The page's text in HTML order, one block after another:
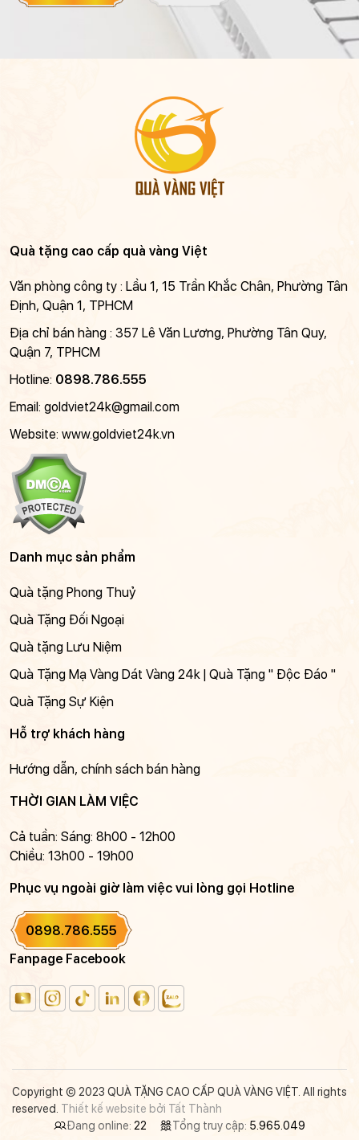
Quà tặng cao cấp quà vàng Việt
Văn phòng công ty : Lầu 1, 15 Trần Khắc Chân, Phường Tân
Định, Quận 1, TPHCM
Địa chỉ bán hàng : 357 Lê Văn Lương, Phường Tân Quy,
Quận 7, TPHCM
Hotline: 0898.786.555
Email: goldviet24k@gmail.com
Website: www.goldviet24k.vn
Danh mục sản phẩm
Quà tặng Phong Thuỷ
Quà Tặng Đối Ngoại
Quà tặng Lưu Niệm
Quà Tặng Mạ Vàng Dát Vàng 24k | Quà Tặng " Độc Đáo "
Quà Tặng Sự Kiện
Hỗ trợ khách hàng
Hướng dẫn, chính sách bán hàng
THỜI GIAN LÀM VIỆC
Cả tuần: Sáng: 8h00 - 12h00
Chiều: 13h00 - 19h00
Phục vụ ngoài giờ làm việc vui lòng gọi Hotline
0898.786.555
Fanpage Facebook
Copyright © 2023 QUÀ TẶNG CAO CẤP QUÀ VÀNG VIỆT. All rights
reserved. Thiết kế website bởi Tất Thành
Đang online: 22 Tổng truy cập: 5.965.049